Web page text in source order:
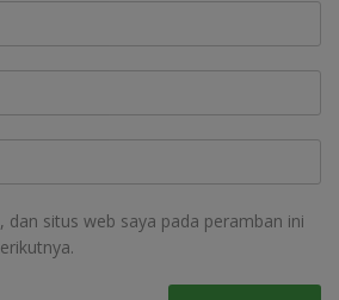
dan situs web saya pada peramban ini